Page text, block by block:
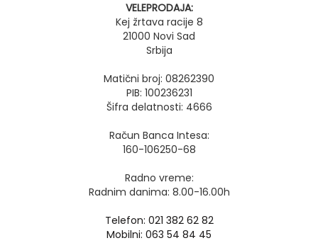
VELEPRODAJA:
Kej žrtava racije 8
21000 Novi Sad
Srbija
Matični broj: 08262390
PIB: 100236231
Šifra delatnosti: 4666
Račun Banca Intesa:
160-106250-68
Radno vreme:
Radnim danima: 8.00-16.00h
Telefon: 021 382 62 82
Mobilni: 063 54 84 45